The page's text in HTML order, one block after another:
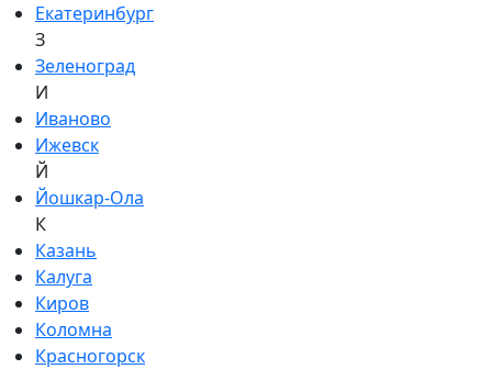
Екатеринбург
З
Зеленоград
И
Иваново
Ижевск
Й
Йошкар-Ола
К
Казань
Калуга
Киров
Коломна
Красногорск